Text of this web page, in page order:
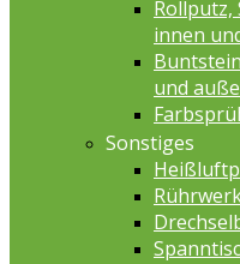
innen
und
Sonstiges